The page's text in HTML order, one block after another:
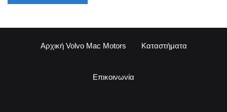
Αρχική Volvo Mac Motors Καταστήματα
Επικοινωνία